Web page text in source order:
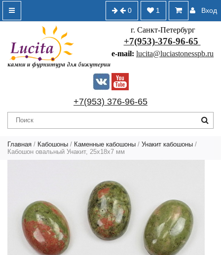
Вход
1
0
г. Санкт-Петербург
+7(953)-376-96-65
e-mail: lucita@luciastonesspb.ru
+7(953) 376-96-65
Главная / Кабошоны / Каменные кабошоны / Унакит кабошоны /
Кабошон овальный Унакит, 25х18х7 мм